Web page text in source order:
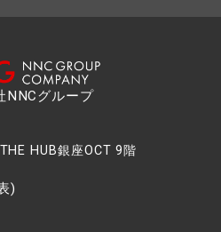
NNCグループ
HUB銀座OCT 9階
)